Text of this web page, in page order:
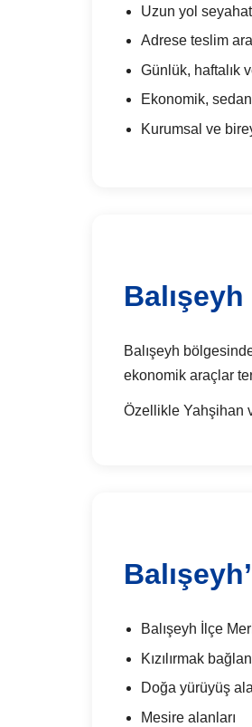
Uzun yol
Adrese teslim
Günlük, haftalık
Ekonomik,
Kurumsal ve
Balışeyh
ekonomik araçlar
Özellikle Yahşihan
Balışeyh İlçe
Kızılırmak
Doğa yürüyüş
Mesire alanları